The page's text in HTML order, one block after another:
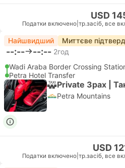
USD
Податки включено тр.засіб, все
Найшвидший Миттєве
--:-- --:-- 2год
Wadi Araba Border Crossing
Petra Hotel Transfer
Private 3pax |
Petra Mountains
USD
Податки включено тр.засіб, все